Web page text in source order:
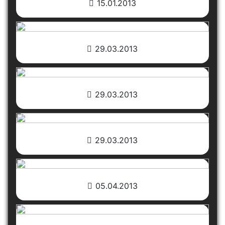
15.01.2013
29.03.2013
29.03.2013
29.03.2013
05.04.2013